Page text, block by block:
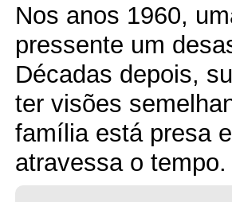
Nos anos 1960,
pressente um
Décadas depois,
ter visões
família está presa
atravessa o tempo.